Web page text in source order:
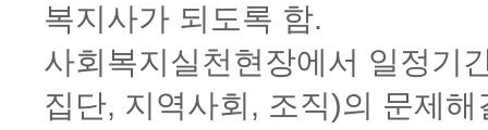
복지사가 되도록 함.
사회복지실천현장에서 일정기
집단, 지역사회, 조직)의 문제